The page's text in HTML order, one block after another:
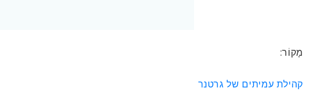
מָקוֹר:
קהילת עמיתים של גרטנר